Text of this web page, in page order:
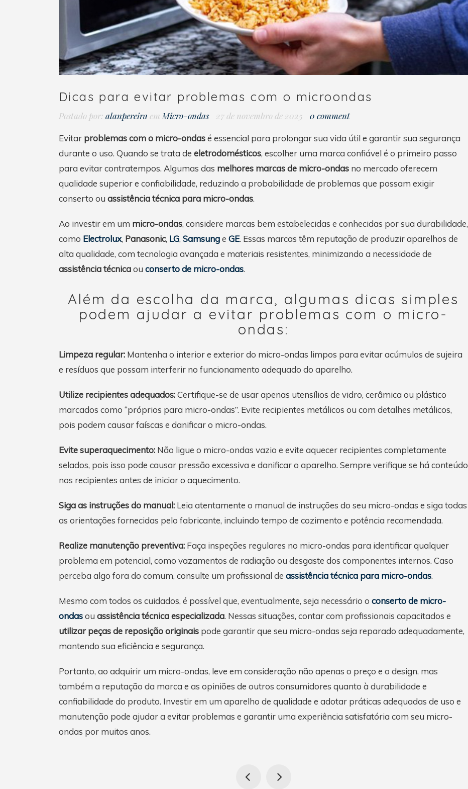
Dicas para evitar problemas com o microondas
Postado por: alanpereira em Micro-ondas 27 de novembro de 2025 0 comment
Evitar problemas com o micro-ondasé essencial para prolongar sua vida útil e garantir sua segurança
durante o uso. Quando se trata de eletrodomésticos, escolher uma marca confiável é o primeiro passo
para evitar contratempos. Algumas das melhores marcas de micro-ondas no mercado oferecem
qualidade superior e confiabilidade, reduzindo a probabilidade de problemas que possam exigir
conserto ou assistência técnica para micro-ondas.
Ao investir em um micro-ondas, considere marcas bem estabelecidas e conhecidas por sua durabilidade,
como Electrolux, Panasonic, LG, Samsunge GE. Essas marcas têm reputação de produzir aparelhos de
alta qualidade, com tecnologia avançada e materiais resistentes, minimizando a necessidade de
assistência técnicaou conserto de micro-ondas.
Além da escolha da marca, algumas dicas simples
podem ajudar a evitar problemas com o micro-
ondas:
Limpeza regular: Mantenha o interior e exterior do micro-ondas limpos para evitar acúmulos de sujeira
e resíduos que possam interferir no funcionamento adequado do aparelho.
Utilize recipientes adequados:Certifique-se de usar apenas utensílios de vidro, cerâmica ou plástico
marcados como “próprios para micro-ondas”. Evite recipientes metálicos ou com detalhes metálicos,
pois podem causar faíscas e danificar o micro-ondas.
Evite superaquecimento: Não ligue o micro-ondas vazio e evite aquecer recipientes completamente
selados, pois isso pode causar pressão excessiva e danificar o aparelho. Sempre verifique se há conteúdo
nos recipientes antes de iniciar o aquecimento.
Siga as instruções do manual: Leia atentamente o manual de instruções do seu micro-ondas e siga todas
as orientações fornecidas pelo fabricante, incluindo tempo de cozimento e potência recomendada.
Realize manutenção preventiva: Faça inspeções regulares no micro-ondas para identificar qualquer
problema em potencial, como vazamentos de radiação ou desgaste dos componentes internos. Caso
perceba algo fora do comum, consulte um profissional de assistência técnica para micro-ondas.
Mesmo com todos os cuidados, é possível que, eventualmente, seja necessário o conserto de micro-
ondasou assistência técnica especializada. Nessas situações, contar com profissionais capacitados e
utilizar peças de reposição originais pode garantir que seu micro-ondas seja reparado adequadamente,
mantendo sua eficiência e segurança.
Portanto, ao adquirir um micro-ondas, leve em consideração não apenas o preço e o design, mas
também a reputação da marca e as opiniões de outros consumidores quanto à durabilidade e
confiabilidade do produto. Investir em um aparelho de qualidade e adotar práticas adequadas de uso e
manutenção pode ajudar a evitar problemas e garantir uma experiência satisfatória com seu micro-
ondas por muitos anos.